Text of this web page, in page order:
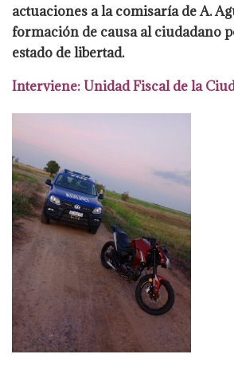
actuaciones a la comisaría de A.
formación de causa al ciudadano
estado de libertad.
Interviene:Unidad Fiscal de la